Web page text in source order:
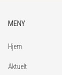
MENY
Hjem
Aktuelt